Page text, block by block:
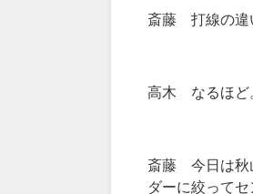
斎藤 打線の違
高木 なるほど
斎藤 今日は秋
ダーに絞って